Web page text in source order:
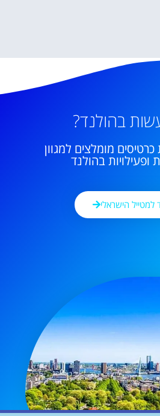
בהולנד?
מומלצים למגוון
ופעילויות בהולנד
למטייל הישראלי